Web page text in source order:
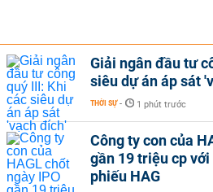
Giải ngân đầu tư
siêu dự án áp sát
THỜI SỰ - 1 phút trước
Công ty con của
gần 19 triệu cp
phiếu HAG